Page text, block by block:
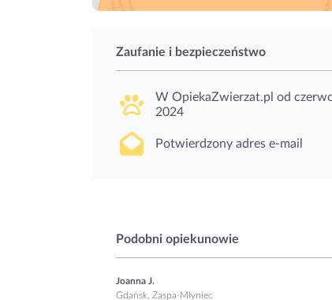
Zaufanie i bezpieczeństwo
W OpiekaZwierzat.pl od
2024
Potwierdzony adres e-mail
Podobni opiekunowie
Joanna J.
Gdańsk, Zaspa-Młyniec